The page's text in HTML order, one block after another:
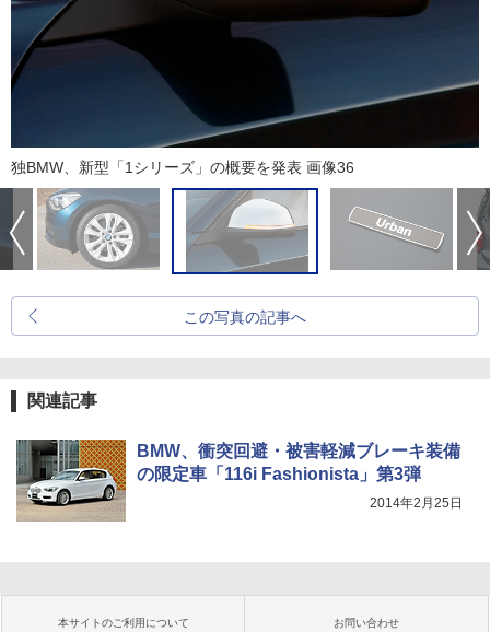
独BMW、新型「1シリーズ」の概要を発表 画像36
この写真の記事へ
関連記事
BMW、衝突回避・被害軽減ブレーキ装備
の限定車「116i Fashionista」第3弾
2014年2月25日
本サイトのご利用について お問い合わせ